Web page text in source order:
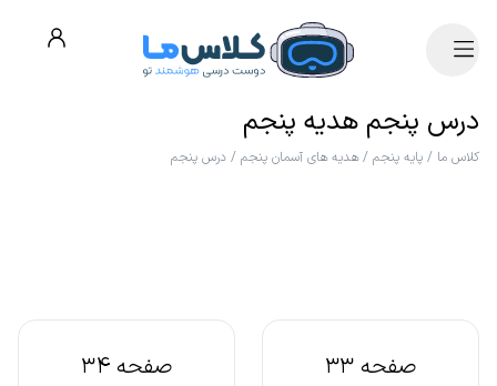
درس پنجم هدیه پنجم
کلاس ما / پایه پنجم /هدیه های آسمان پنجم / درس پنجم
صفحه 33 صفحه 34